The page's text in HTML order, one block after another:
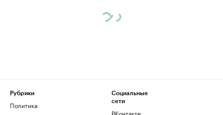
Рубрики
Политика
Социальные
сети
ВКонтакте